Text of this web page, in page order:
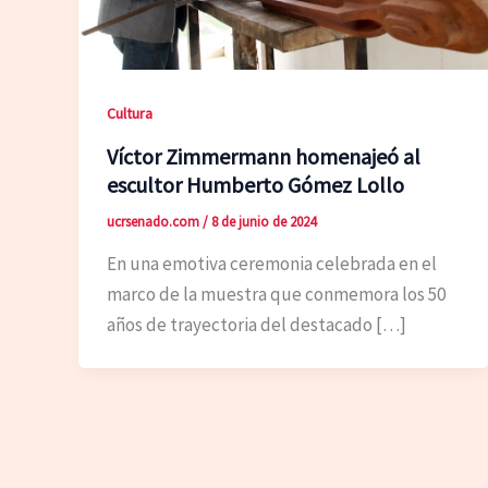
Cultura
Víctor Zimmermann homenajeó al
escultor Humberto Gómez Lollo
ucrsenado.com/8 de junio de 2024
En una emotiva ceremonia celebrada en el
marco de la muestra que conmemora los 50
años de trayectoria del destacado […]